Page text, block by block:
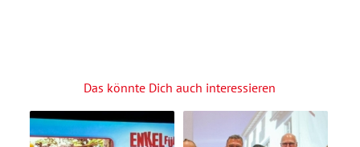
Das könnte Dich auch interessieren